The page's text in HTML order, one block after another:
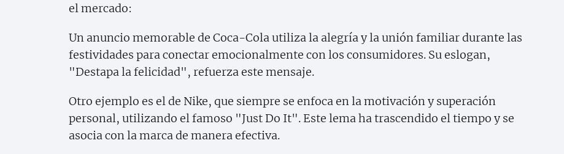
el mercado:
Un anuncio memorable de Coca-Cola utiliza la alegría y la unión familiar durante las
festividades para conectar emocionalmente con los consumidores. Su eslogan,
"Destapa la felicidad", refuerza este mensaje.
Otro ejemplo es el de Nike, que siempre se enfoca en la motivación y superación
personal, utilizando el famoso "Just Do It". Este lema ha trascendido el tiempo y se
asocia con la marca de manera efectiva.